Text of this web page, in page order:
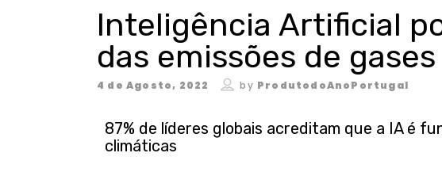
Inteligência Artificial
das emissões de
4 de Agosto, 2022 by ProdutodoAnoPortugal
87% de líderes globais acreditam que a IA é
climáticas